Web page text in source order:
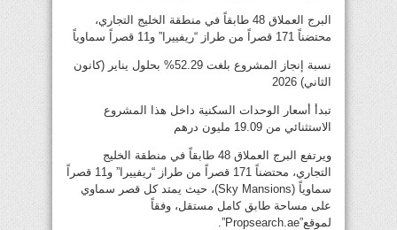
البرج العملاق 48 طابقاً في منطقة الخليج التجاري،
محتضناً 171 قصراً من طراز “ريفييرا” و11 قصراً سماوياً
نسبة إنجاز المشروع بلغت 52.29% بحلول يناير (كانون
الثاني) 2026
تبدأ أسعار الوحدات السكنية داخل هذا المشروع
الاستثنائي من 19.09 مليون درهم
ويرتفع البرج العملاق 48 طابقاً في منطقة الخليج
التجاري، محتضناً 171 قصراً من طراز “ريفييرا” و11 قصراً
سماوياً (Sky Mansions)، حيث يمتد كل قصر سماوي
على مساحة طابق كامل مستقل، وفقاً
لموقع”Propsearch.ae”.